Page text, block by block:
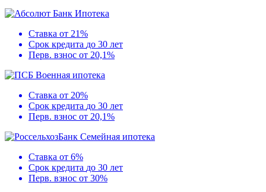
Ипотека
Ставка от 21%
Срок кредита до 30 лет
Перв. взнос от 20,1%
Военная ипотека
Ставка от 20%
Срок кредита до 30 лет
Перв. взнос от 20,1%
Семейная ипотека
Ставка от 6%
Срок кредита до 30 лет
Перв. взнос от 30%